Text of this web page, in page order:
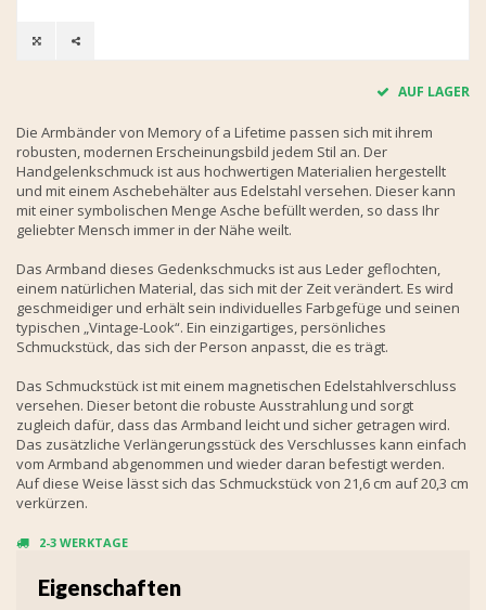
AUF LAGER
Die Armbänder von Memory of a Lifetime passen sich mit ihrem
robusten, modernen Erscheinungsbild jedem Stil an. Der
Handgelenkschmuck ist aus hochwertigen Materialien hergestellt
und mit einem Aschebehälter aus Edelstahl versehen. Dieser kann
mit einer symbolischen Menge Asche befüllt werden, so dass Ihr
geliebter Mensch immer in der Nähe weilt.
Das Armband dieses Gedenkschmucks ist aus Leder geflochten,
einem natürlichen Material, das sich mit der Zeit verändert. Es wird
geschmeidiger und erhält sein individuelles Farbgefüge und seinen
typischen „Vintage-Look“. Ein einzigartiges, persönliches
Schmuckstück, das sich der Person anpasst, die es trägt.
Das Schmuckstück ist mit einem magnetischen Edelstahlverschluss
versehen. Dieser betont die robuste Ausstrahlung und sorgt
zugleich dafür, dass das Armband leicht und sicher getragen wird.
Das zusätzliche Verlängerungsstück des Verschlusses kann einfach
vom Armband abgenommen und wieder daran befestigt werden.
Auf diese Weise lässt sich das Schmuckstück von 21,6 cm auf 20,3 cm
verkürzen.
2-3 WERKTAGE
Eigenschaften